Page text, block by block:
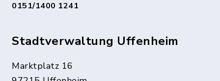
0151/1400 1241
Stadtverwaltung Uffenheim
Marktplatz 16